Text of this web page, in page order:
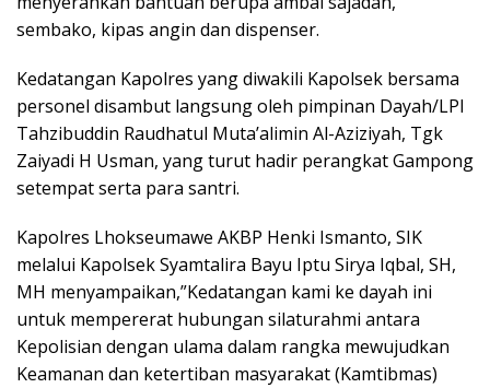
sembako, kipas angin dan dispenser.
Kedatangan Kapolres yang diwakili Kapolsek bersama
personel disambut langsung oleh pimpinan Dayah/LPI
Tahzibuddin Raudhatul Muta’alimin Al-Aziziyah, Tgk
Zaiyadi H Usman, yang turut hadir perangkat Gampong
setempat serta para santri.
Kapolres Lhokseumawe AKBP Henki Ismanto, SIK
melalui Kapolsek Syamtalira Bayu Iptu Sirya Iqbal, SH,
MH menyampaikan,”Kedatangan kami ke dayah ini
untuk mempererat hubungan silaturahmi antara
Kepolisian dengan ulama dalam rangka mewujudkan
Keamanan dan ketertiban masyarakat (Kamtibmas)